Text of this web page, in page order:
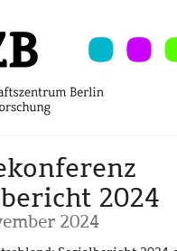
2024
2024